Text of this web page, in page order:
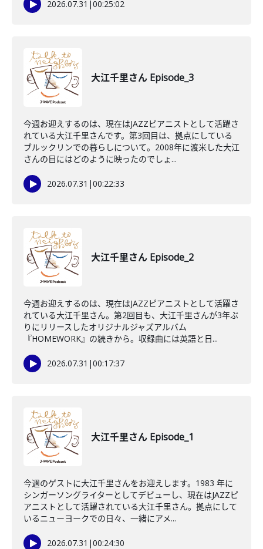
2026.07.31 |00:25:02
大江千里さん Episode_3
今週お迎えするのは、現在はJAZZピアニストとして活躍さ
れている大江千里さんです。第3回目は、拠点にしている
ブルックリンでの暮らしについて。2008年に渡米した大江
さんの目にはどのように映ったのでしょ...
2026.07.31 |00:22:33
大江千里さん Episode_2
今週お迎えするのは、現在はJAZZピアニストとして活躍さ
れている大江千里さん。第2回目も、大江千里さんが3年ぶ
りにリリースしたオリジナルジャズアルバム
『HOMEWORK』の続きから。収録曲には英語と日...
2026.07.31 |00:17:37
大江千里さん Episode_1
今週のゲストに大江千里さんをお迎えします。1983 年に
シンガーソングライターとしてデビューし、現在はJAZZピ
アニストとして活躍されている大江千里さん。拠点にして
いるニューヨークでの日々、一緒にアメ...
2026.07.31 |00:24:30